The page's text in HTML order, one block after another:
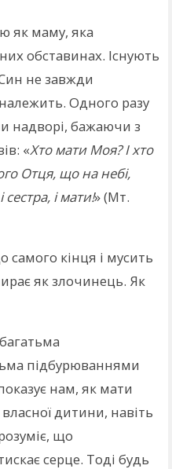
як маму, яка
обставинах. Існують
не завжди
Одного разу
надворі, бажаючи з
«Хто мати Моя? І хто
Отця, що на небі,
і мати!» (Мт.
самого кінця і мусить
як злочинець. Як
підбурюваннями
нам, як мати
дитини, навіть
що
серце. Тоді будь